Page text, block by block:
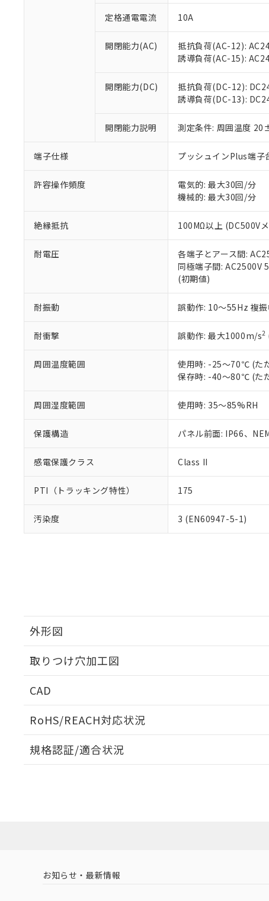
定格通電電流 10A
開閉能力(AC)
抵抗負荷(AC-12):
誘導負荷(AC-15):
開閉能力(DC)
抵抗負荷(DC-12):
誘導負荷(DC-13):
開閉能力説明 測定条件: 周囲温度
端子仕様 プッシュインPlus端子
許容操作頻度
電気的: 最大30回/分
機械的: 最大30回/分
絶縁抵抗 100MΩ以上 (DC500V
耐電圧
各端子とアース間:
同極端子間: AC2500V
(初期値)
耐振動 誤動作: 10～55Hz 複
耐衝撃 誤動作: 最大1000m/s2
周囲温度範囲
使用時: -25～70℃ (た
保存時: -40～80℃ (た
周囲湿度範囲 使用時: 35～85%RH
保護構造 パネル前面: IP66、
感電保護クラス Class II
PTI（トラッキング特性） 175
汚染度 3 (EN60947-5-1)
外形図
取りつけ穴加工図
CAD
RoHS/REACH対応状況
EU RoHS 注意事項・凡例
中国 RoHS 注意事項・凡例
規格認証/適合状況
本サービスは
くものです。
当社制御機器
在庫状況およ
のであり、閲
い。
正式な納期状
在庫状況およ
す。
マイパーツ機
ている必要が
お客様が当ウ
が、当社の製
※当社の共同
いる法人を指
仕入先様の事情に
があります。
*EU RoHS指令（10物質
鉛(Pb) 1000ppm以下、
六価クロム(Cr(Ⅵ))
フタル酸ビス(2-エチル
ル（DBP） 1000ppm以
但し、RoHS指令で産業
フタル酸エステル類の４
部品在庫の切り替
※3 非含有証明
下記の非含有証明
EU RoHS指令（10
51物質の非含有証
※本証明書は発行
混在することから
既に当社にて対応
り割愛しておりま
※1 中国
「○」：最大均質
「×」：最大均質材
「－」：未確認で
*中国RoHS10物質の基
Pb(鉛) :1000ppm、 Hg(
Cr(Ⅵ)(六価クロム) :
※2 環境保護使用
「10」：通常の使
味します。
「－」：未確認で
当社は、これ
う）を輸出ま
などの必要な
当社は規制貨
ます。
当社は貴社製
置等に一切使
また当社は
たしません。
説明
一定数以
受注生
お知らせ・最新情報